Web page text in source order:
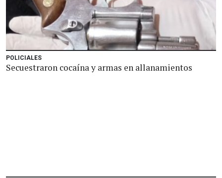
POLICIALES
Secuestraron cocaína y armas en allanamientos